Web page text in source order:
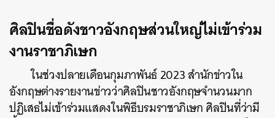
ศิลปินชื่อดังชาวอังกฤษส่วนใหญ่ไม่เข้าร่วม
งานราชาภิเษก
ในช่วงปลายเดือนกุมภาพันธ์ 2023 สำนักข่าวใน
อังกฤษต่างรายงานข่าวว่าศิลปินชาวอังกฤษจำนวนมาก
ปฏิเสธไม่เข้าร่วมแสดงในพิธีบรมราชาภิเษก ศิลปินที่ว่ามี